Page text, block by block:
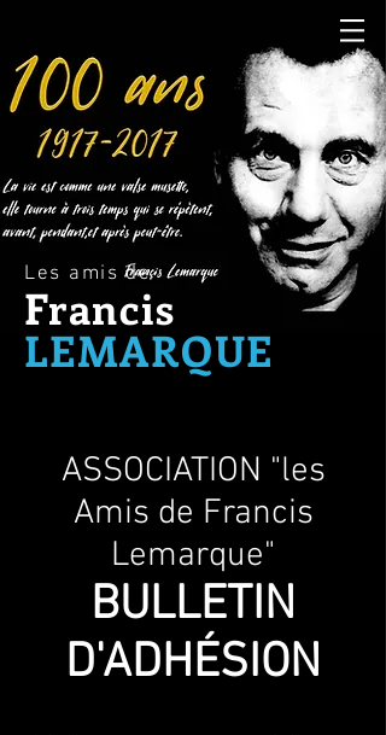
Les amis de
Francis
LEMARQUE
ASSOCIATION "les
Amis de Francis
Lemarque"
BULLETIN
D'ADHÉSION